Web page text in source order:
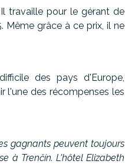
travaille pour le gérant de
Même grâce à ce prix, il ne
des pays d'Europe,
l'une des récompenses les
gagnants peuvent toujours
à Trenčín. L'hôtel Elizabeth